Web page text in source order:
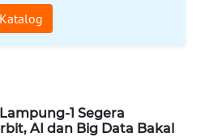
1 Segera
AI dan Big Data Bakal